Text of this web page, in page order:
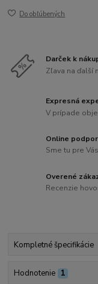
Do obľúbených
Darček k
Zľava na ďalší
Expresná
V prípade
Online
Sme tu pre
Overené
Recenzie
Kompletné špecifikácie
Hodnotenie 1